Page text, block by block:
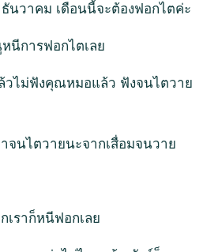
นวาคม เดือนนี้จะต้องฟอกไตค่ะ
นีการฟอกไตเลย
ไม่ฟังคุณหมอแล้ว ฟังจนไตวาย
จนไตวายนะจากเสื่อมจนวาย
เราก็หนีฟอกเลย